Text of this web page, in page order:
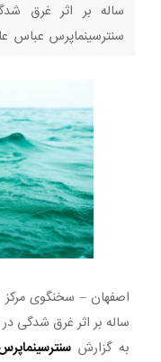
ساله بر اثر غرق
سنترسینماپرس عباس
ساله بر اثر غرق شدگی
به گزارش